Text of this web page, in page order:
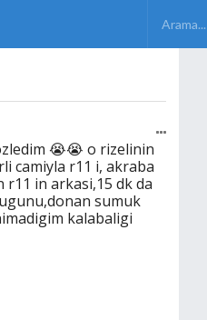
😭😭 o rizelinin
camiyla r11 i, akraba
in arkasi,15 dk da
sumuk
kalabaligi